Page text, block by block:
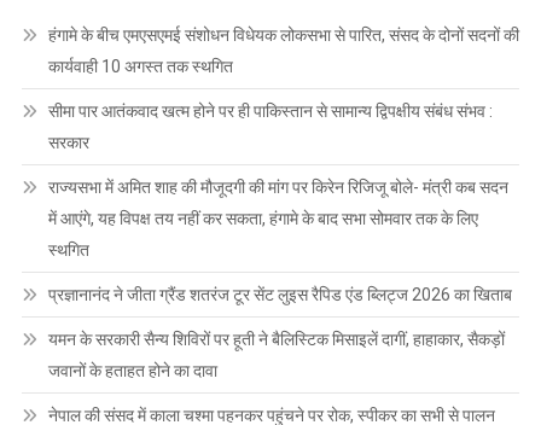
हंगामे के बीच एमएसएमई संशोधन विधेयक लोकसभा से पारित, संसद के दोनों सदनों की
कार्यवाही 10 अगस्त तक स्थगित
सीमा पार आतंकवाद खत्म होने पर ही पाकिस्तान से सामान्य द्विपक्षीय संबंध संभव :
सरकार
राज्यसभा में अमित शाह की मौजूदगी की मांग पर किरेन रिजिजू बोले- मंत्री कब सदन
में आएंगे, यह विपक्ष तय नहीं कर सकता, हंगामे के बाद सभा सोमवार तक के लिए
स्थगित
प्रज्ञानानंद ने जीता ग्रैंड शतरंज टूर सेंट लुइस रैपिड एंड ब्लिट्ज 2026 का खिताब
यमन के सरकारी सैन्य शिविरों पर हूती ने बैलिस्टिक मिसाइलें दागीं, हाहाकार, सैकड़ों
जवानों के हताहत होने का दावा
नेपाल की संसद में काला चश्मा पहनकर पहुंचने पर रोक, स्पीकर का सभी से पालन